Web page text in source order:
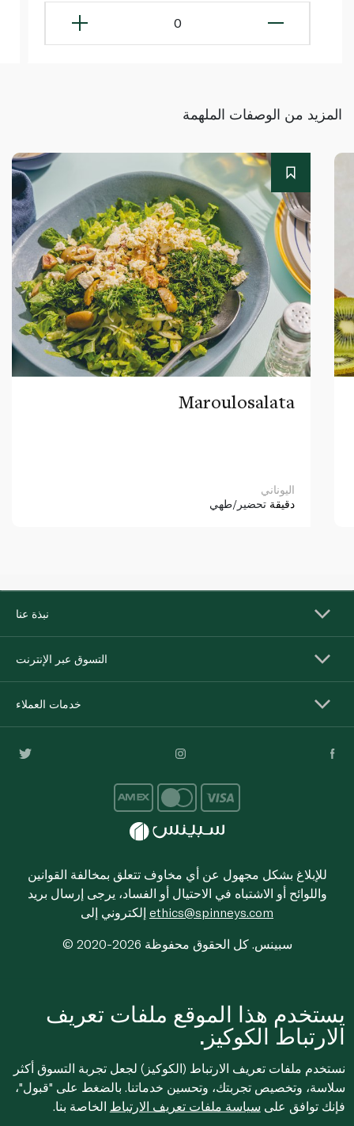
0
المزيد من الوصفات الملهمة
Maroulosalata
اليوناني
دقيقة تحضير/طهي
نبذة عنا
التسوق عبر الإنترنت
خدمات العملاء
للإبلاغ بشكل مجهول عن أي مخاوف تتعلق بمخالفة القوانين
واللوائح أو الاشتباه في الاحتيال أو الفساد، يرجى إرسال بريد
ethics@spinneys.com
© 2020-2026 سبينس. كل الحقوق محفوظة
يستخدم هذا الموقع ملفات تعريف
الارتباط الكوكيز.
نستخدم ملفات تعريف الارتباط (الكوكيز) لجعل تجربة التسوق أكثر
سلاسة، وتخصيص تجربتك، وتحسين خدماتنا. بالضغط على "قبول"،
فإنك توافق على سياسة ملفات تعريف الارتباط الخاصة بنا.